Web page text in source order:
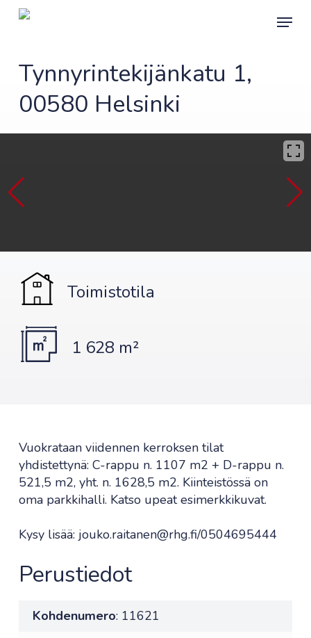
Skip
Menu
Tynnyrintekijänkatu 1,
00580 Helsinki
Toimistotila
1 628 m²
Vuokrataan viidennen kerroksen tilat
yhdistettynä: C-rappu n. 1107 m2 + D-rappu n.
521,5 m2, yht. n. 1628,5 m2. Kiinteistössä on
oma parkkihalli. Katso upeat esimerkkikuvat.
Kysy lisää: jouko.raitanen@rhg.fi/0504695444
Perustiedot
Kohdenumero: 11621